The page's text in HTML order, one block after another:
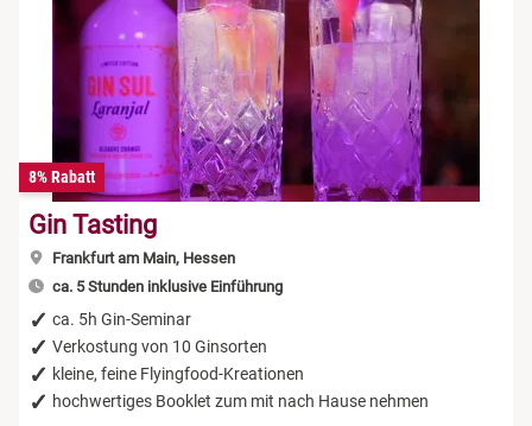
8% Rabatt
Gin Tasting
Frankfurt am Main, Hessen
ca. 5 Stunden inklusive Einführung
ca. 5h Gin-Seminar
Verkostung von 10 Ginsorten
kleine, feine Flyingfood-Kreationen
hochwertiges Booklet zum mit nach Hause nehmen